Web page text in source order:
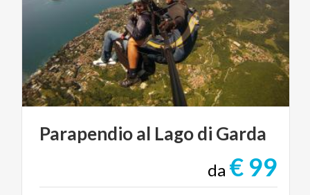
Parapendioal Lagodi Garda
da € 99